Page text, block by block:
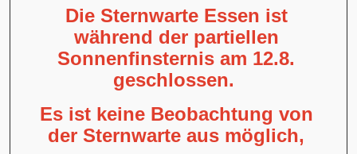
Die Sternwarte Essen ist
während der partiellen
Sonnenfinsternis am 12.8.
geschlossen.
Es ist keine Beobachtung von
der Sternwarte aus möglich,